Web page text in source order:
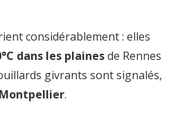
considérablement : elles
dans les plainesde Rennes
givrants sont signalés,
Montpellier.